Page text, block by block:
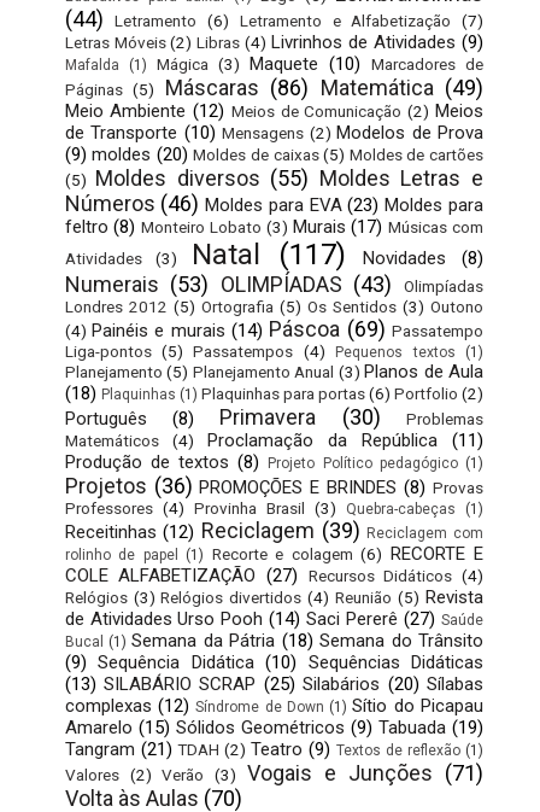
(44)
Letramento (6) Letramento e Alfabetização
(7)
Letras Móveis (2) Libras (4) Livrinhos de Atividades (9)
Mafalda (1) Mágica (3) Maquete (10)
Marcadores de
Páginas (5) Máscaras (86) Matemática (49)
Meio Ambiente (12) Meios de Comunicação (2) Meios
de Transporte (10) Mensagens (2) Modelos de Prova
(9) moldes (20) Moldes de caixas (5) Moldes de cartões
(5) Moldes diversos (55) Moldes Letras e
Números (46) Moldes para EVA (23) Moldes para
feltro (8) Monteiro Lobato (3) Murais (17) Músicas com
Atividades
(3) Natal (117) Novidades (8)
Numerais (53) OLIMPÍADAS (43)
Olimpíadas
Londres 2012 (5) Ortografia (5) Os Sentidos (3) Outono
(4) Painéis e murais (14) Páscoa (69) Passatempo
Liga-pontos (5) Passatempos (4) Pequenos textos (1)
Planejamento (5) Planejamento Anual (3) Planos de Aula
(18) Plaquinhas (1) Plaquinhas para portas(6) Portfolio (2)
Português (8) Primavera (30)
Problemas
Matemáticos
(4) Proclamação da República
(11)
Produção de textos (8) Projeto Político pedagógico (1)
Projetos (36) PROMOÇÕES E BRINDES (8) Provas
Professores (4) Provinha Brasil (3) Quebra-cabeças (1)
Receitinhas (12) Reciclagem (39) Reciclagem com
rolinho de papel
(1) Recorte e colagem (6) RECORTE E
COLE ALFABETIZAÇÃO (27) Recursos Didáticos (4)
Relógios (3) Relógios divertidos (4) Reunião (5) Revista
de Atividades Urso Pooh (14) Saci Pererê (27) Saúde
Bucal
(1) Semana da Pátria (18) Semana do Trânsito
(9) Sequência Didática (10)
Sequências Didáticas
(13) SILABÁRIO SCRAP (25) Silabários (20) Sílabas
complexas (12) Síndrome de Down (1) Sítio do Picapau
Amarelo (15) Sólidos Geométricos (9) Tabuada (19)
Tangram (21) TDAH (2) Teatro (9) Textos de reflexão (1)
Valores (2) Verão (3) Vogais e Junções (71)
Volta às Aulas (70)